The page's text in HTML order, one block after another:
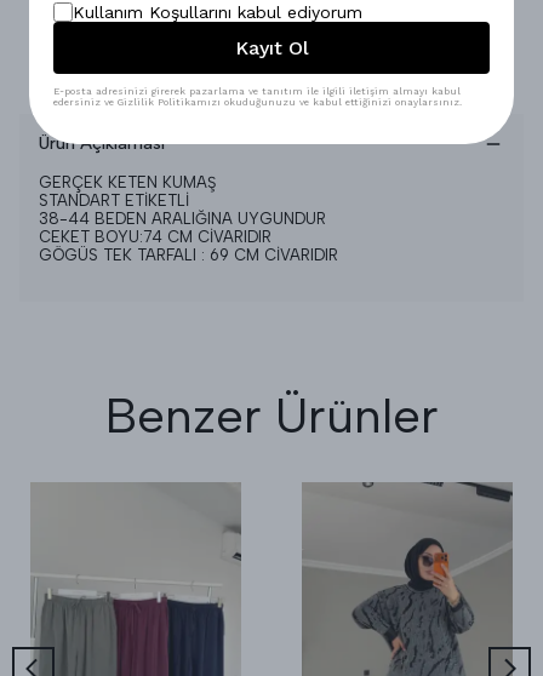
GÜVENLİ ALIŞVERİŞ!
%100 MEMNUNİYET GARANTİSİ!
Ürün Açıklaması
GERÇEK KETEN KUMAŞ
STANDART ETİKETLİ
38-44 BEDEN ARALIĞINA UYGUNDUR
CEKET BOYU:74 CM CİVARIDIR
GÖGÜS TEK TARFALI : 69 CM CİVARIDIR
Benzer Ürünler
Kullanım Koşullarını kabul ediyorum
Kayıt Ol
E-posta adresinizi girerek pazarlama ve tanıtım ile ilgili iletişim almayı kabul
edersiniz ve Gizlilik Politikamızı okuduğunuzu ve kabul ettiğinizi onaylarsınız.